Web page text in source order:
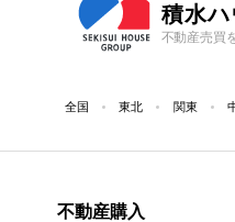
積水
不動産売買
全国 東北 関東
不動産購入